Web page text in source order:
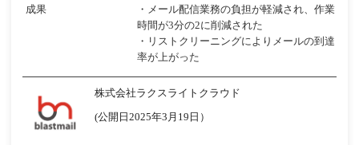
成果
・メール配信業務の負担が軽減され、作業
時間が3分の2に削減された
・リストクリーニングによりメールの到達
率が上がった
株式会社ラクスライトクラウド
(公開日2025年3月19日）